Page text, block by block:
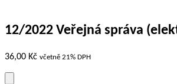
12/2022 Veřejná správa
36,00 Kč včetně 21% DPH